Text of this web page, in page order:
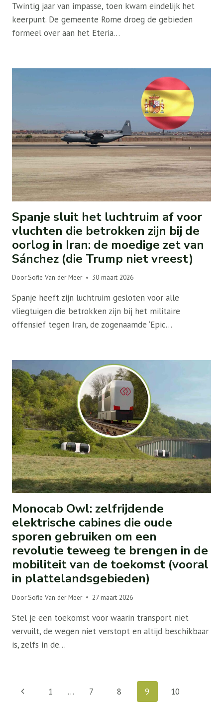
Twintig jaar van impasse, toen kwam eindelijk het
keerpunt. De gemeente Rome droeg de gebieden
formeel over aan het Eteria…
Spanje sluit het luchtruim af voor
vluchten die betrokken zijn bij de
oorlog in Iran: de moedige zet van
Sánchez (die Trump niet vreest)
DoorSofie Van der Meer 30 maart 2026
Spanje heeft zijn luchtruim gesloten voor alle
vliegtuigen die betrokken zijn bij het militaire
offensief tegen Iran, de zogenaamde ‘Epic…
Monocab Owl: zelfrijdende
elektrische cabines die oude
sporen gebruiken om een ​​
revolutie teweeg te brengen in de
mobiliteit van de toekomst (vooral
in plattelandsgebieden)
DoorSofie Van der Meer 27 maart 2026
Stel je een toekomst voor waarin transport niet
vervuilt, de wegen niet verstopt en altijd beschikbaar
is, zelfs in de…
Paginanavigatie
Vorige
1 … 7 8 9 10